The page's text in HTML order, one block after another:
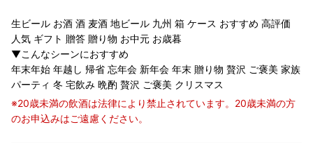
生ビール お酒 酒 麦酒 地ビール 九州 箱 ケース おすすめ 高評価
人気 ギフト 贈答 贈り物 お中元 お歳暮
▼こんなシーンにおすすめ
年末年始 年越し 帰省 忘年会 新年会 年末 贈り物 贅沢 ご褒美 家族
パーティ 冬 宅飲み 晩酌 贅沢 ご褒美 クリスマス
※20歳未満の飲酒は法律により禁止されています。20歳未満の方
のお申込みはご遠慮ください。